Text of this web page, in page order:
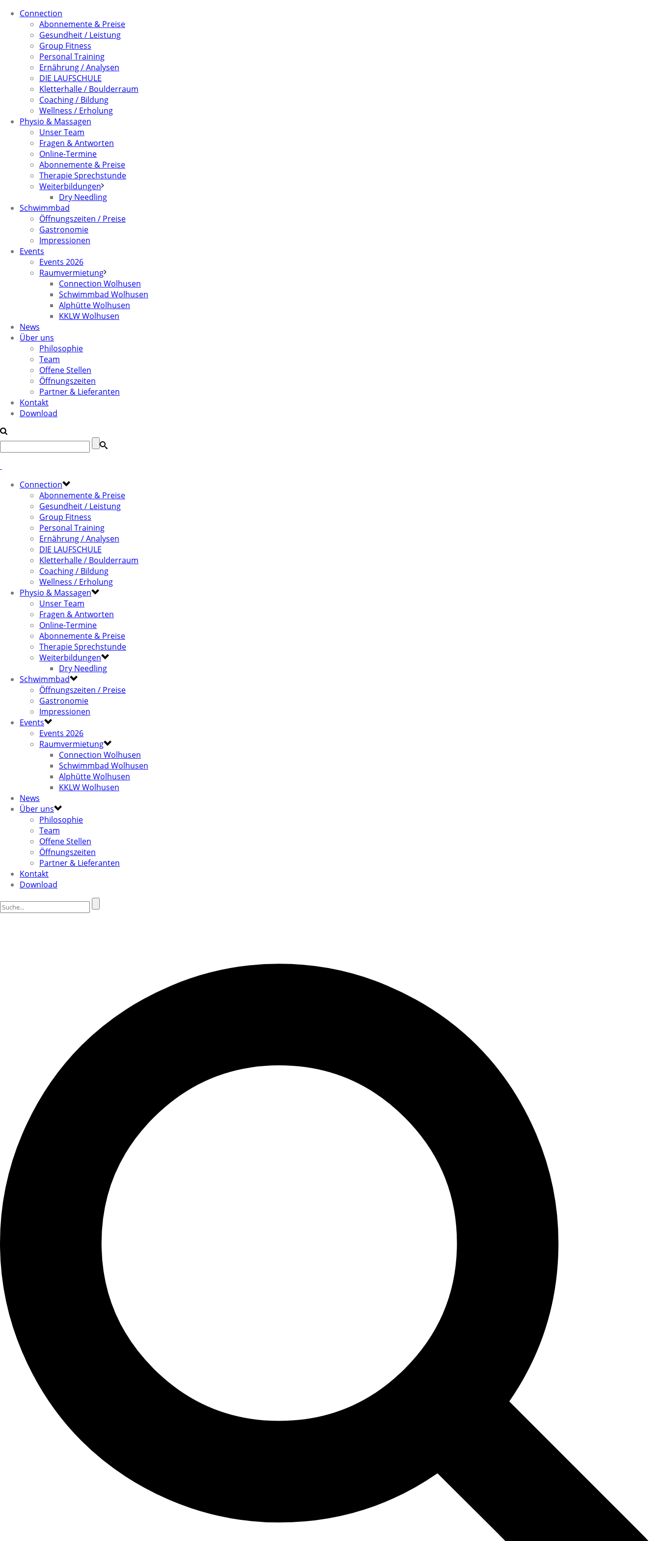
Connection
Abonnemente & Preise
Gesundheit / Leistung
Group Fitness
Personal Training
Ernährung / Analysen
DIE LAUFSCHULE
Kletterhalle / Boulderraum
Coaching / Bildung
Wellness / Erholung
Physio & Massagen
Unser Team
Fragen & Antworten
Online-Termine
Abonnemente & Preise
Therapie Sprechstunde
Weiterbildungen
Dry Needling
Schwimmbad
Öffnungszeiten / Preise
Gastronomie
Impressionen
Events
Events 2026
Raumvermietung
Connection Wolhusen
Schwimmbad Wolhusen
Alphütte Wolhusen
KKLW Wolhusen
News
Über uns
Philosophie
Team
Offene Stellen
Öffnungszeiten
Partner & Lieferanten
Kontakt
Download
Connection
Abonnemente & Preise
Gesundheit / Leistung
Group Fitness
Personal Training
Ernährung / Analysen
DIE LAUFSCHULE
Kletterhalle / Boulderraum
Coaching / Bildung
Wellness / Erholung
Physio & Massagen
Unser Team
Fragen & Antworten
Online-Termine
Abonnemente & Preise
Therapie Sprechstunde
Weiterbildungen
Dry Needling
Schwimmbad
Öffnungszeiten / Preise
Gastronomie
Impressionen
Events
Events 2026
Raumvermietung
Connection Wolhusen
Schwimmbad Wolhusen
Alphütte Wolhusen
KKLW Wolhusen
News
Über uns
Philosophie
Team
Offene Stellen
Öffnungszeiten
Partner & Lieferanten
Kontakt
Download